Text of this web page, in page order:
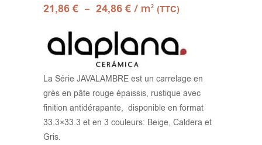
21,86€ – 24,86€ / m2 (TTC)
La Série JAVALAMBRE est un carrelage en
grès en pâte rouge épaissis, rustique avec
finition antidérapante, disponible en format
33.3×33.3 et en 3 couleurs: Beige, Caldera et
Gris.